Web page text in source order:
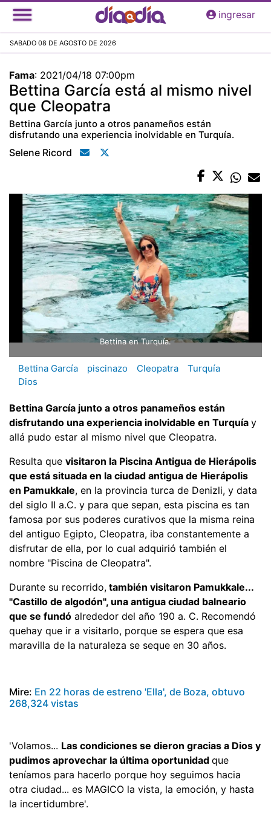
Pasar
al
principal
ingresar
SABADO 08 DE AGOSTO DE 2026
Fama: 2021/04/18 07:00pm
Bettina García está al mismo nivel
que Cleopatra
Bettina García junto a otros panameños están
disfrutando una experiencia inolvidable en Turquía.
Selene Ricord
Bettina en Turquía.
Bettina García piscinazo Cleopatra
Turquía
Dios
Bettina García junto a otros panameños están
disfrutando una experiencia inolvidable en Turquía y
allá pudo estar al mismo nivel que Cleopatra.
Resulta que visitaron la Piscina Antigua de Hierápolis
que está situada en la ciudad antigua de Hierápolis
en Pamukkale, en la provincia turca de Denizli, y data
del siglo II a.C. y para que sepan, esta piscina es tan
famosa por sus poderes curativos que la misma reina
del antiguo Egipto, Cleopatra, iba constantemente a
disfrutar de ella, por lo cual adquirió también el
nombre "Piscina de Cleopatra".
Durante su recorrido, también visitaron Pamukkale...
"Castillo de algodón", una antigua ciudad balneario
que se fundó alrededor del año 190 a. C. Recomendó
quehay que ir a visitarlo, porque se espera que esa
maravilla de la naturaleza se seque en 30 años.
Mire: En 22 horas de estreno 'Ella', de Boza, obtuvo
268,324 vistas
'Volamos... Las condiciones se dieron gracias a Dios y
pudimos aprovechar la última oportunidad que
teníamos para hacerlo porque hoy seguimos hacia
otra ciudad... es MAGICO la vista, la emoción, y hasta
la incertidumbre'.